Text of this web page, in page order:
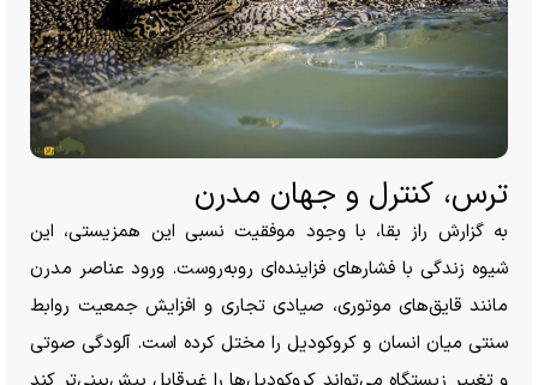
ترس، کنترل و جهان مدرن
به گزارش راز بقا، با وجود موفقیت نسبی این همزیستی، این
شیوه زندگی با فشار‌های فزاینده‌ای روبه‌روست. ورود عناصر مدرن
مانند قایق‌های موتوری، صیادی تجاری و افزایش جمعیت روابط
سنتی میان انسان و کروکودیل را مختل کرده است. آلودگی صوتی